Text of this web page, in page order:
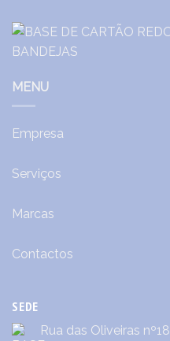
MENU
Empresa
Serviços
Marcas
Contactos
SEDE
Rua das Oliveiras nº18,